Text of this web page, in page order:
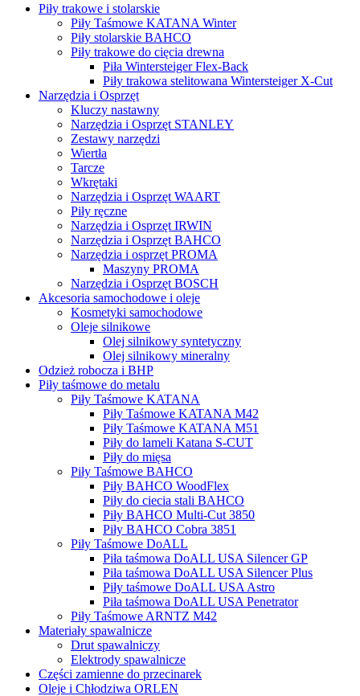
Piły trakowe i stolarskie
Piły Taśmowe KATANA Winter
Piły stolarskie BAHCO
Piły trakowe do cięcia drewna
Piła Wintersteiger Flex-Back
Piły trakowa stelitowana Wintersteiger X-Cut
Narzędzia i Osprzęt
Kluczy nastawny
Narzędzia i Osprzęt STANLEY
Zestawy narzędzi
Wiertła
Tarcze
Wkrętaki
Narzędzia i Osprzęt WAART
Piły ręczne
Narzędzia i Osprzęt IRWIN
Narzędzia i Osprzęt BAHCO
Narzędzia i osprzęt PROMA
Maszyny PROMA
Narzędzia i Osprzęt BOSCH
Akcesoria samochodowe i oleje
Kosmetyki samochodowe
Oleje silnikowe
Olej silnikowy syntetyczny
Оlej silnikowy мineralny
Odzież robocza i BHP
Piły taśmowe do metalu
Piły Taśmowe KATANA
Piły Taśmowe KATANA M42
Piły Taśmowe KATANA M51
Piły do lameli Katana S-CUT
Piły do mięsa
Piły Taśmowe BAHCO
Piły BAHCO WoodFlex
Piły do ciecia stali BAHCO
Piły BAHCO Multi-Cut 3850
Piły BAHCO Cobra 3851
Piły Taśmowe DoALL
Piła taśmowa DoALL USA Silencer GP
Piła taśmowa DoALL USA Silencer Plus
Piły taśmowe DoALL USA Astro
Piła taśmowa DoALL USA Penetrator
Piły Taśmowe ARNTZ M42
Materiały spawalnicze
Drut spawalniczy
Elektrody spawalnicze
Części zamienne do przecinarek
Oleje i Chłodziwa ORLEN